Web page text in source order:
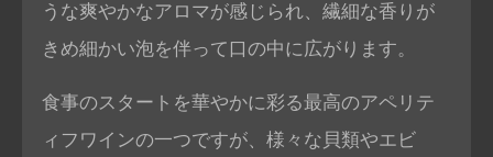
うな爽やかなアロマが感じられ、繊細な香りが
きめ細かい泡を伴って口の中に広がります。
食事のスタートを華やかに彩る最高のアペリテ
ィフワインの一つですが、様々な貝類やエビ